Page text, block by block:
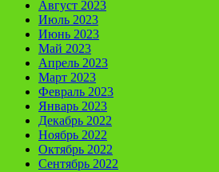
Август 2023
Июль 2023
Июнь 2023
Май 2023
Апрель 2023
Март 2023
Февраль 2023
Январь 2023
Декабрь 2022
Ноябрь 2022
Октябрь 2022
Сентябрь 2022